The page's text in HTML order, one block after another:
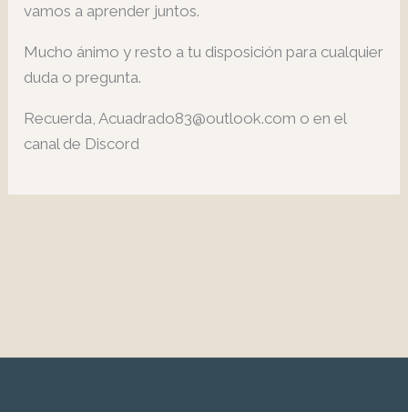
vamos a aprender juntos.
Mucho ánimo y resto a tu disposición para cualquier
duda o pregunta.
Recuerda, Acuadrado83@outlook.com o en el
canal de Discord